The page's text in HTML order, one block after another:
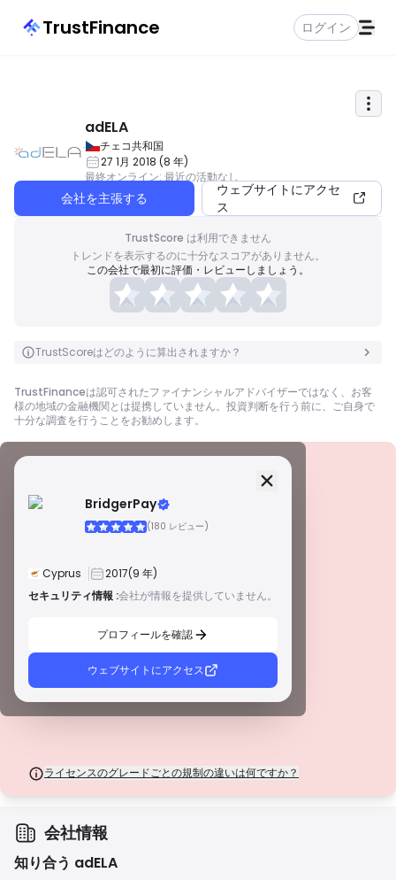
TrustFinance ログイン
adELA
チェコ共和国
27 1月 2018 (8 年)
最終オンライン: 最近の活動なし
会社を主張する
ウェブサイトにアクセ
ス
TrustScore は利用できません
トレンドを表示するのに十分なスコアがありません。
この会社で最初に評価・レビューしましょう。
TrustScoreはどのように算出されますか？
TrustFinanceは認可されたファイナンシャルアドバイザーではなく、お客
様の地域の金融機関とは提携していません。投資判断を行う前に、ご自身で
十分な調査を行うことをお勧めします。
BridgerPay
(180 レビュー)
Cyprus 2017(9 年)
セキュリティ情報 :会社が情報を提供していません。
プロフィールを確認
ウェブサイトにアクセス
セキュリティ情報
警告
潜在的なリスクにご注意ください！
ライセンスのグレードごとの規制の違いは何ですか？
ライセンス
世界的に有名な規制当局によって発行されたこれらのライセンスは、厳格な
ほど厳格ではありませんが、信頼できる地域保護を提供します。
新興市場の規制当局によって発行されたこれらのライセンスは、最低資本要
件やAMLポリシーなどの基本的な保護を提供します。監督はそれほど厳格で
はないため、トレーダーは注意して安全対策を確認する必要があります。
D級ライセンス
会社情報
知り合う adELA